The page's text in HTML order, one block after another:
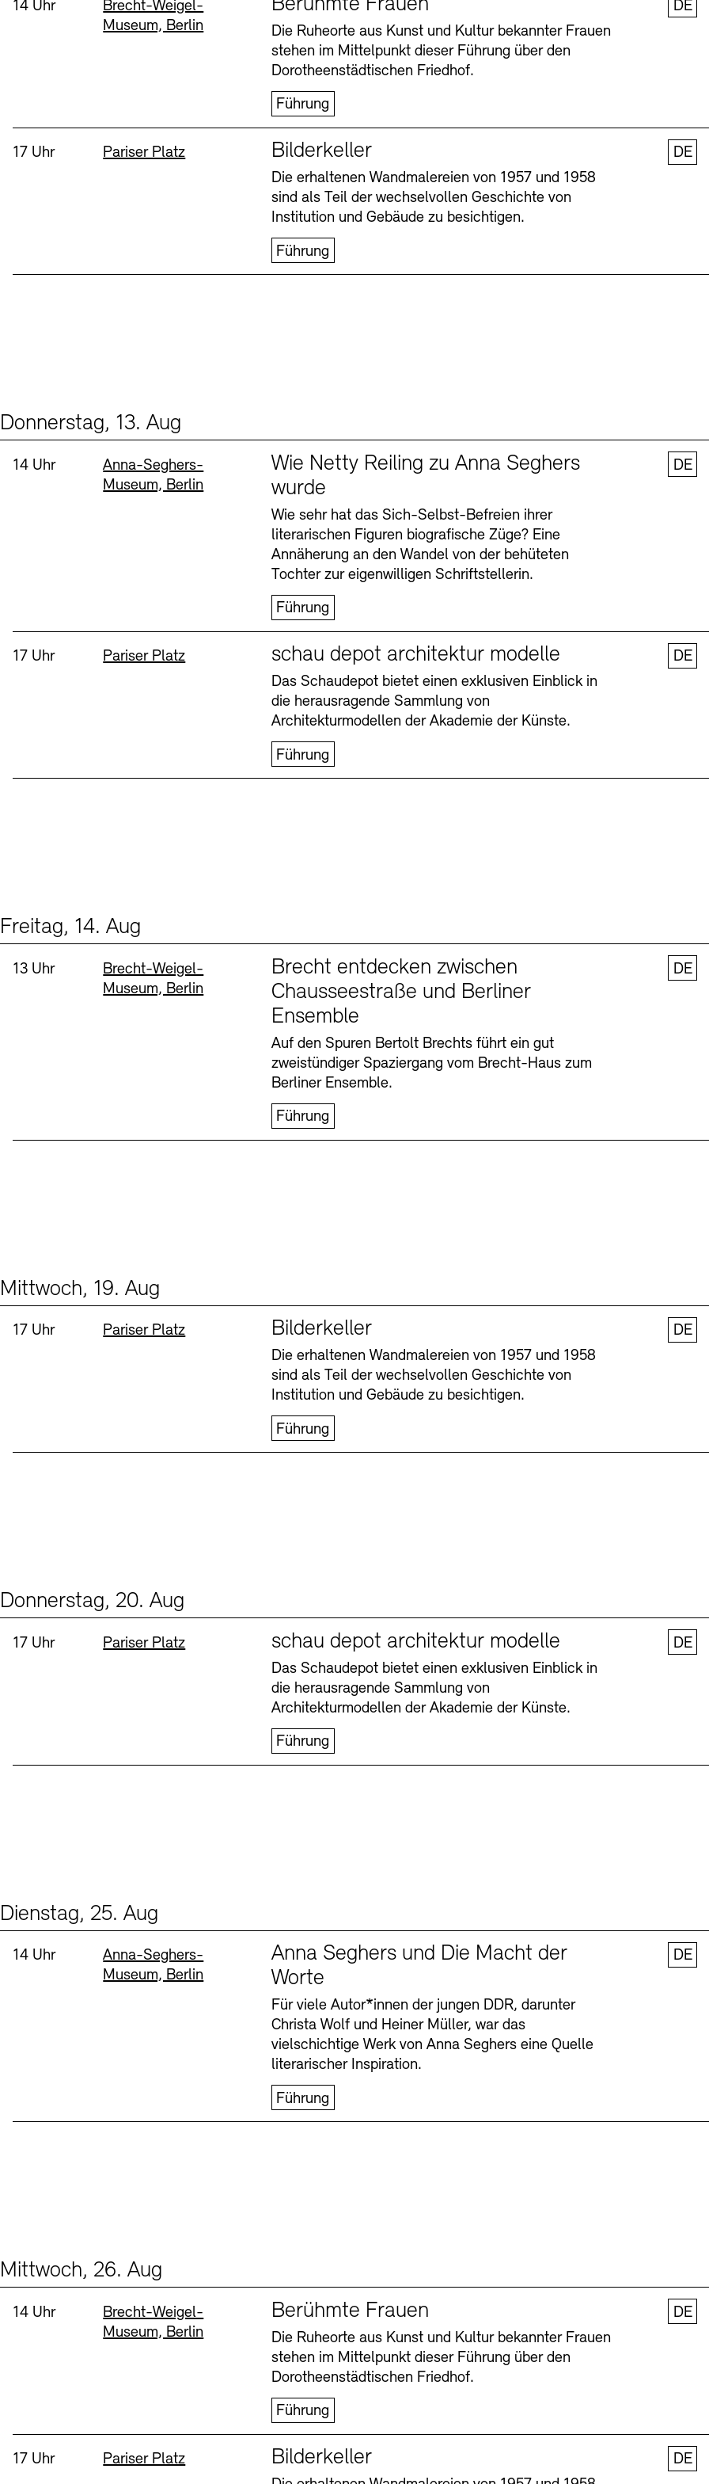
Buchläden
Öffnungszeiten Barrierefreiheit Newsletter
Vermittlungsprogramm
Öffnungszeiten Barrierefreiheit Newsletter
Uhrzeit:
14 Uhr Standort
Brecht-Weigel-
Museum, Berlin
Die Ruheorte aus Kunst und Kultur bekannter Frauen
stehen im Mittelpunkt dieser Führung über den
Dorotheenstädtischen Friedhof.
Führung
DE
Uhrzeit:
17 Uhr Standort
Pariser Platz Bilderkeller
Die erhaltenen Wandmalereien von 1957 und 1958
sind als Teil der wechselvollen Geschichte von
Institution und Gebäude zu besichtigen.
Führung
DE
Donnerstag, 13. Aug
Uhrzeit:
14 Uhr Standort
Anna-Seghers-
Museum, Berlin
Wie Netty Reiling zu Anna Seghers
wurde
Wie sehr hat das Sich-Selbst-Befreien ihrer
literarischen Figuren biografische Züge? Eine
Annäherung an den Wandel von der behüteten
Tochter zur eigenwilligen Schriftstellerin.
Führung
DE
Uhrzeit:
17 Uhr Standort
Pariser Platz schau depot architektur modelle
Das Schaudepot bietet einen exklusiven Einblick in
die herausragende Sammlung von
Architekturmodellen der Akademie der Künste.
Führung
DE
Freitag, 14. Aug
Uhrzeit:
13 Uhr Standort
Brecht-Weigel-
Museum, Berlin
Brecht entdecken zwischen
Chausseestraße und Berliner
Ensemble
Auf den Spuren Bertolt Brechts führt ein gut
zweistündiger Spaziergang vom Brecht-Haus zum
Berliner Ensemble.
Führung
DE
Mittwoch, 19. Aug
Uhrzeit:
17 Uhr Standort
Pariser Platz Bilderkeller
Die erhaltenen Wandmalereien von 1957 und 1958
sind als Teil der wechselvollen Geschichte von
Institution und Gebäude zu besichtigen.
Führung
DE
Donnerstag, 20. Aug
Uhrzeit:
17 Uhr Standort
Pariser Platz schau depot architektur modelle
Das Schaudepot bietet einen exklusiven Einblick in
die herausragende Sammlung von
Architekturmodellen der Akademie der Künste.
Führung
DE
Dienstag, 25. Aug
Uhrzeit:
14 Uhr Standort
Anna-Seghers-
Museum, Berlin
Anna Seghers und Die Macht der
Worte
Für viele Autor*innen der jungen DDR, darunter
Christa Wolf und Heiner Müller, war das
vielschichtige Werk von Anna Seghers eine Quelle
literarischer Inspiration.
Führung
DE
Mittwoch, 26. Aug
Uhrzeit:
14 Uhr Standort
Brecht-Weigel-
Museum, Berlin
Berühmte Frauen
Die Ruheorte aus Kunst und Kultur bekannter Frauen
stehen im Mittelpunkt dieser Führung über den
Dorotheenstädtischen Friedhof.
Führung
DE
Uhrzeit:
17 Uhr Standort
Pariser Platz Bilderkeller
DE